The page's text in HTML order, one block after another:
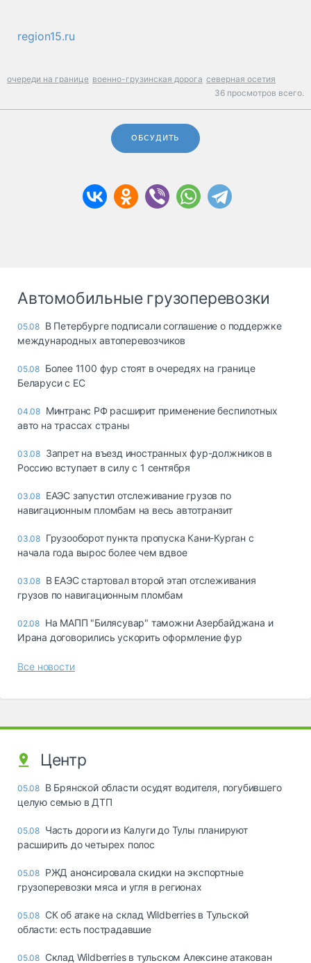
region15.ru
очереди на границе военно-грузинская дорога северная осетия
36 просмотров всего.
ОБСУДИТЬ
Автомобильные грузоперевозки
05.08 В Петербурге подписали соглашение о поддержке
международных автоперевозчиков
05.08 Более 1100 фур стоят в очередях на границе
Беларуси с ЕС
04.08 Минтранс РФ расширит применение беспилотных
авто на трассах страны
03.08 Запрет на въезд иностранных фур-должников в
Россию вступает в силу с 1 сентября
03.08 ЕАЭС запустил отслеживание грузов по
навигационным пломбам на весь автотранзит
03.08 Грузооборот пункта пропуска Кани-Курган с
начала года вырос более чем вдвое
03.08 В ЕАЭС стартовал второй этап отслеживания
грузов по навигационным пломбам
02.08 На МАПП "Билясувар" таможни Азербайджана и
Ирана договорились ускорить оформление фур
Все новости
Центр
05.08 В Брянской области осудят водителя, погубившего
целую семью в ДТП
05.08 Часть дороги из Калуги до Тулы планируют
расширить до четырех полос
05.08 РЖД анонсировала скидки на экспортные
грузоперевозки мяса и угля в регионах
05.08 СК об атаке на склад Wildberries в Тульской
области: есть пострадавшие
05.08 Склад Wildberries в тульском Алексине атакован